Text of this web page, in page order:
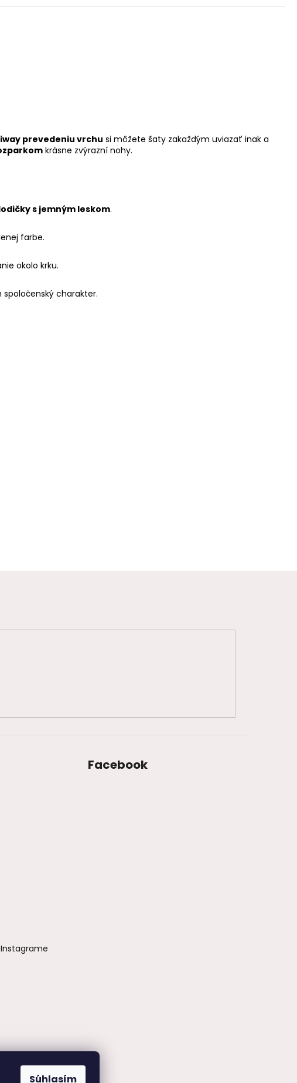
Súhlasím
prevedeniu vrchu si môžete šaty zakaždým uviazať inak a
krásne zvýrazní nohy.
s jemným leskom.
farbe.
okolo krku.
charakter.
Facebook